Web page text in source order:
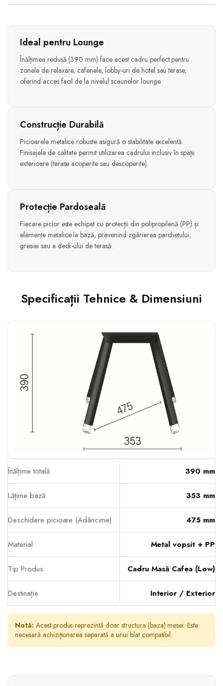
Ideal pentru Lounge
Înălțimea redusă (390 mm) face acest cadru perfect pentru
zonele de relaxare, cafenele, lobby-uri de hotel sau terase,
oferind acces facil de la nivelul scaunelor lounge.
Construcție Durabilă
Picioarele metalice robuste asigură o stabilitate excelentă.
Finisajele de calitate permit utilizarea cadrului inclusiv în spații
exterioare (terase acoperite sau descoperite).
Protecție Pardoseală
Fiecare picior este echipat cu protecții din polipropilenă (PP) și
elemente metalice la bază, prevenind zgârierea parchetului,
gresiei sau a deck-ului de terasă.
Specificații Tehnice & Dimensiuni
Înălțime totală 390 mm
Lățime bază 353 mm
Deschidere picioare (Adâncime) 475 mm
Material Metal vopsit + PP
Tip Produs Cadru Masă Cafea (Low)
Destinație Interior / Exterior
Notă:Acest produs reprezintă doar structura (baza) mesei. Este
necesară achiziționarea separată a unui blat compatibil.